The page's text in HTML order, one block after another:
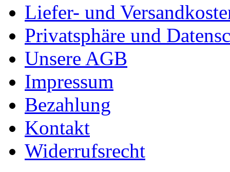
Liefer- und
Privatsphäre und
Unsere AGB
Impressum
Bezahlung
Kontakt
Widerrufsrecht